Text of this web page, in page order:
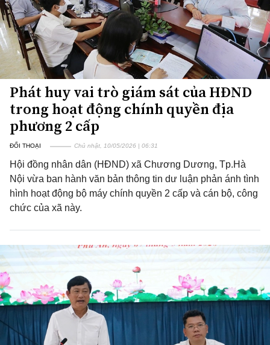
Phát huy vai trò giám sát của HĐND
trong hoạt động chính quyền địa
phương 2 cấp
ĐỐI THOẠI Chủ nhật, 10/05/2026 | 06:31
Hội đồng nhân dân (HĐND) xã Chương Dương, Tp.Hà
Nội vừa ban hành văn bản thông tin dư luận phản ánh tình
hình hoạt động bộ máy chính quyền 2 cấp và cán bộ, công
chức của xã này.